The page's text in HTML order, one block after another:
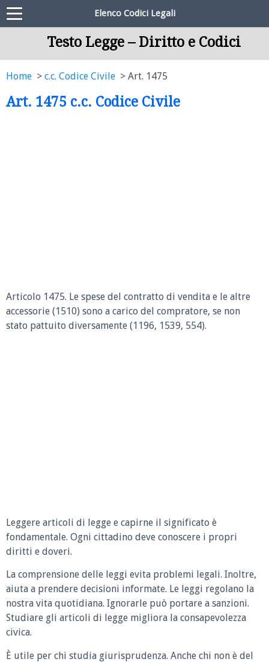
Elenco Codici Legali
Testo Legge – Diritto e Codici
Home c.c. Codice Civile Art. 1475
Art. 1475 c.c. Codice Civile
Articolo 1475. Le spese del contratto di vendita e le altre
accessorie (1510) sono a carico del compratore, se non
stato pattuito diversamente (1196, 1539, 554).
Leggere articoli di legge e capirne il significato è
fondamentale. Ogni cittadino deve conoscere i propri
diritti e doveri.
La comprensione delle leggi evita problemi legali. Inoltre,
aiuta a prendere decisioni informate. Le leggi regolano la
nostra vita quotidiana. Ignorarle può portare a sanzioni.
Studiare gli articoli di legge migliora la consapevolezza
civica.
È utile per chi studia giurisprudenza. Anche chi non è del